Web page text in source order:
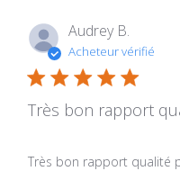
Audrey B.
Acheteur vérifié
Très bon rapport
Très bon rapport qualité